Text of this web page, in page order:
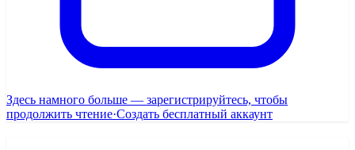
Здесь намного больше — зарегистрируйтесь, чтобы
продолжить чтение·Создать бесплатный аккаунт